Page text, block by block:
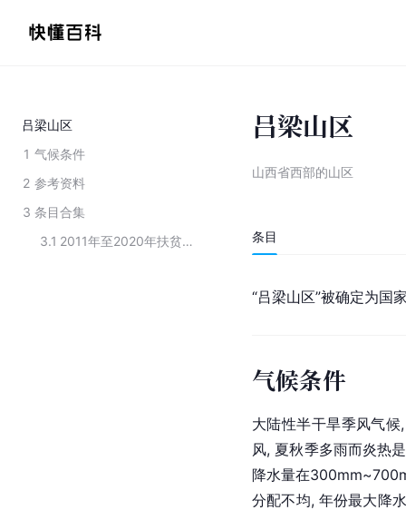
吕梁山区
1 气候条件
2 参考资料
3 条目合集
3.1
2011年至2020年扶贫攻坚的主要地区
吕梁山区
山西省西部的山区
条目
“吕梁山区”被确定为国
气候条件
大陆性半干旱季风气
风, 夏秋季多雨而炎热
降水量在
分配不均, 年份最大降